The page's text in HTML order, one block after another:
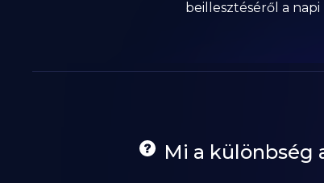
beillesztéséről a
Mi a különbség